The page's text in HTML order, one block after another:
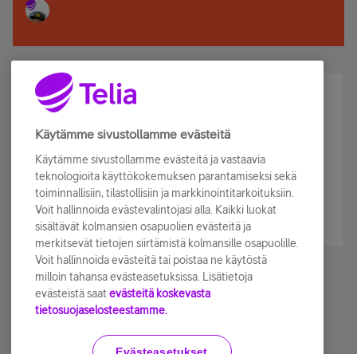
Älä jää paitsi – osallistu ja voita!
Tilaa Telian uutiskirje ja olet mukana arvonnassa.
sähköpostiisi.
Tilaa nyt
Käyttöehdot Accessibility statement
Käytämme sivustollamme evästeitä
Käytämme sivustollamme evästeitä ja vastaavia
teknologioita käyttökokemuksen parantamiseksi sekä
toiminnallisiin, tilastollisiin ja markkinointitarkoituksiin.
Voit hallinnoida evästevalintojasi alla. Kaikki luokat
sisältävät kolmansien osapuolien evästeitä ja
merkitsevät tietojen siirtämistä kolmansille osapuolille.
Voit hallinnoida evästeitä tai poistaa ne käytöstä
milloin tahansa evästeasetuksissa. Lisätietoja
evästeistä saat evästeitä koskevasta
tietosuojaselosteestamme.